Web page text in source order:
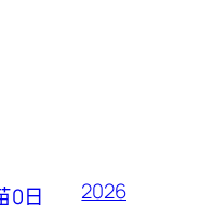
0日
2026